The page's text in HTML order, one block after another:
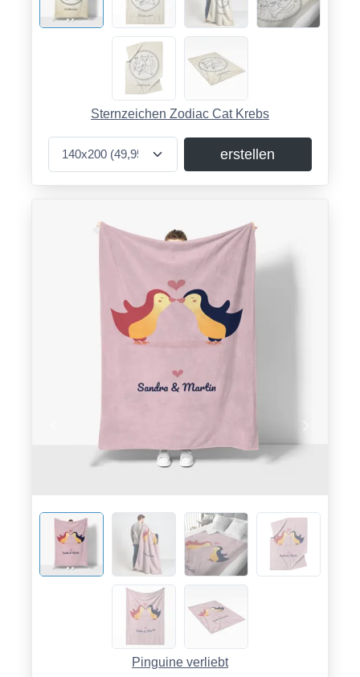
Sternzeichen Zodiac Cat Krebs
erstellen
Pinguine verliebt